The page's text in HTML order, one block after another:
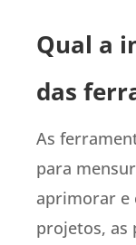
Qual a
das
As
para
aprimorar e
projetos, as